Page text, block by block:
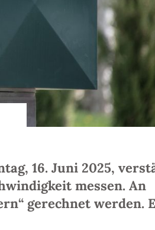
16. Juni 2025,
messen. An
gerechnet werden.